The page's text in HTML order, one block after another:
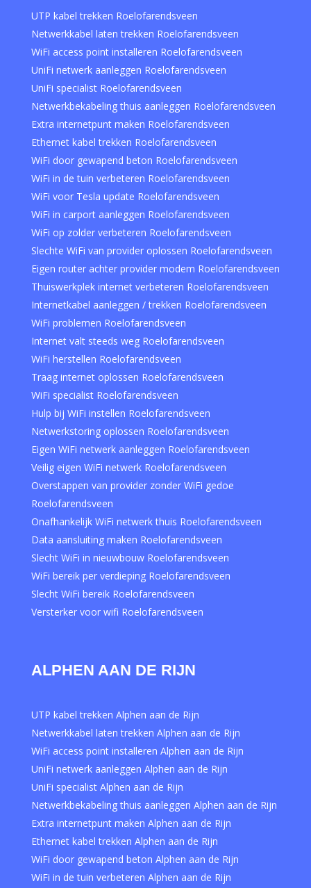
UTP kabel trekken Roelofarendsveen
Netwerkkabel laten trekken Roelofarendsveen
WiFi access point installeren Roelofarendsveen
UniFi netwerk aanleggen Roelofarendsveen
UniFi specialist Roelofarendsveen
Netwerkbekabeling thuis aanleggen Roelofarendsveen
Extra internetpunt maken Roelofarendsveen
Ethernet kabel trekken Roelofarendsveen
WiFi door gewapend beton Roelofarendsveen
WiFi in de tuin verbeteren Roelofarendsveen
WiFi voor Tesla update Roelofarendsveen
WiFi in carport aanleggen Roelofarendsveen
WiFi op zolder verbeteren Roelofarendsveen
Slechte WiFi van provider oplossen Roelofarendsveen
Eigen router achter provider modem Roelofarendsveen
Thuiswerkplek internet verbeteren Roelofarendsveen
Internetkabel aanleggen / trekken Roelofarendsveen
WiFi problemen Roelofarendsveen
Internet valt steeds weg Roelofarendsveen
WiFi herstellen Roelofarendsveen
Traag internet oplossen Roelofarendsveen
WiFi specialist Roelofarendsveen
Hulp bij WiFi instellen Roelofarendsveen
Netwerkstoring oplossen Roelofarendsveen
Eigen WiFi netwerk aanleggen Roelofarendsveen
Veilig eigen WiFi netwerk Roelofarendsveen
Overstappen van provider zonder WiFi gedoe
Roelofarendsveen
Onafhankelijk WiFi netwerk thuis Roelofarendsveen
Data aansluiting maken Roelofarendsveen
Slecht WiFi in nieuwbouw Roelofarendsveen
WiFi bereik per verdieping Roelofarendsveen
Slecht WiFi bereik Roelofarendsveen
Versterker voor wifi Roelofarendsveen
ALPHEN AAN DE RIJN
UTP kabel trekken Alphen aan de Rijn
Netwerkkabel laten trekken Alphen aan de Rijn
WiFi access point installeren Alphen aan de Rijn
UniFi netwerk aanleggen Alphen aan de Rijn
UniFi specialist Alphen aan de Rijn
Netwerkbekabeling thuis aanleggen Alphen aan de Rijn
Extra internetpunt maken Alphen aan de Rijn
Ethernet kabel trekken Alphen aan de Rijn
WiFi door gewapend beton Alphen aan de Rijn
WiFi in de tuin verbeteren Alphen aan de Rijn